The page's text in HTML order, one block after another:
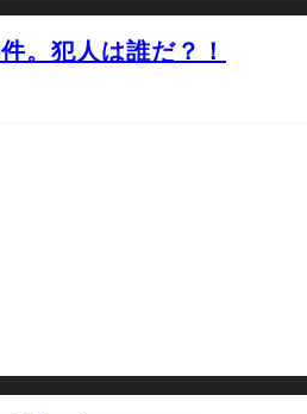
。犯人は誰だ？！